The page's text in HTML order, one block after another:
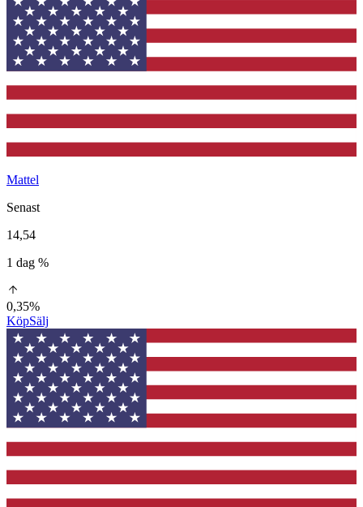
Mattel
Senast
14,54
1 dag %
0,35%
KöpSälj